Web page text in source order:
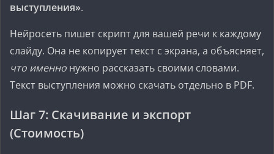
выступления».
Нейросеть пишет скрипт для вашей речи к каждому
слайду. Она не копирует текст с экрана, а объясняет,
что именно нужно рассказать своими словами.
Текст выступления можно скачать отдельно в PDF.
Шаг 7: Скачивание и экспорт
(Стоимость)